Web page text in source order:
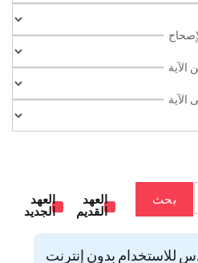
الآية
الآية
بحث
العهد
القديم
العهد
الجديد
للاستخدام بدون إنترنت